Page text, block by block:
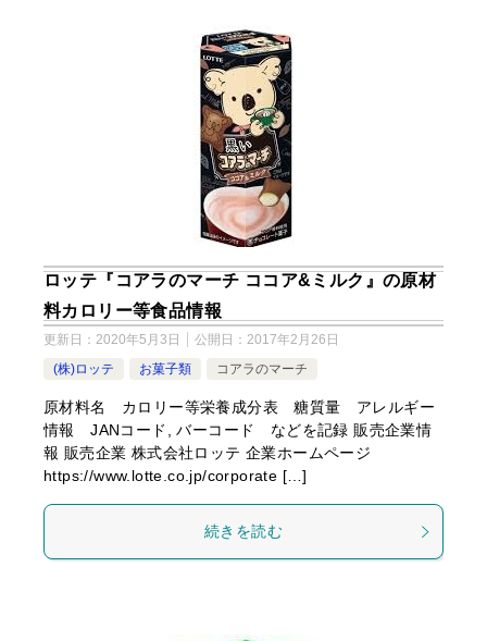
ロッテ『コアラのマーチ ココア&ミルク』の原材
料カロリー等食品情報
更新日： 2020年5月3日 公開日： 2017年2月26日
(株)ロッテ
お菓子類 コアラのマーチ
原材料名 カロリー等栄養成分表 糖質量 アレルギー
情報 JANコード, バーコード などを記録 販売企業情
報 販売企業 株式会社ロッテ 企業ホームページ
https://www.lotte.co.jp/corporate […]
続きを読む